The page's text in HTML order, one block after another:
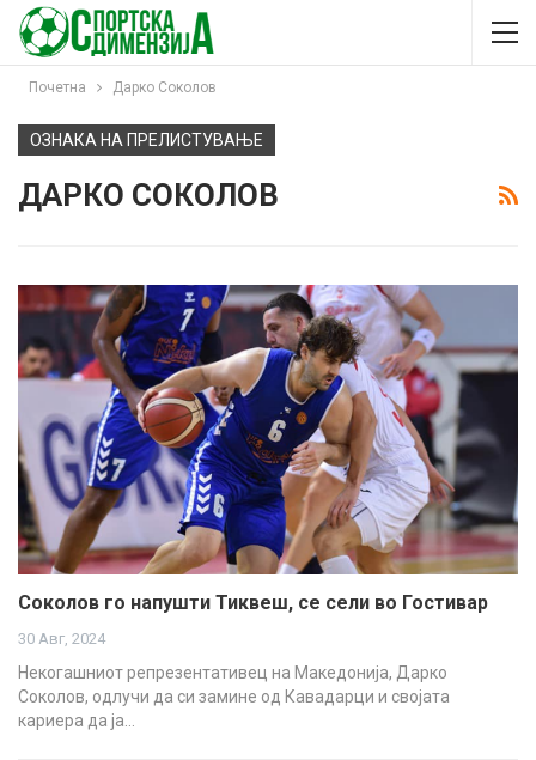
Почетна Дарко Соколов
ОЗНАКА НА ПРЕЛИСТУВАЊЕ
ДАРКО СОКОЛОВ
Соколов го напушти Тиквеш, се сели во Гостивар
30 Авг, 2024
Некогашниот репрезентативец на Македонија, Дарко
Соколов, одлучи да си замине од Кавадарци и својата
кариера да ја…